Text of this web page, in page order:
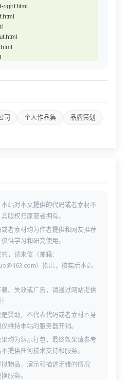
right.html
page.html
carousel.html
carousel.html
left.html
right.html
affiliate.html
d-branding.html
digital.html
司 个人作品集
品牌策划
站对本文提供的代码或者素材不
版权归原著者拥有。
者素材均为作者提供和网友推荐
供学习和研究使用。
，请来信（邮箱：
）指出，核实后本站
、失效或广告，请通过网站提供
赞助，不代表代码或者素材本身
维持本站的服务器开销。
均为演示打包，最终效果请参考
提供任何技术支持和服务。
物品，演示和描述无错的情况
服务。